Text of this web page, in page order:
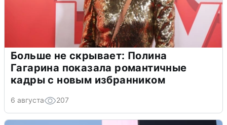
Больше не скрывает: Полина
Гагарина показала романтичные
кадры с новым избранником
6 августа 207